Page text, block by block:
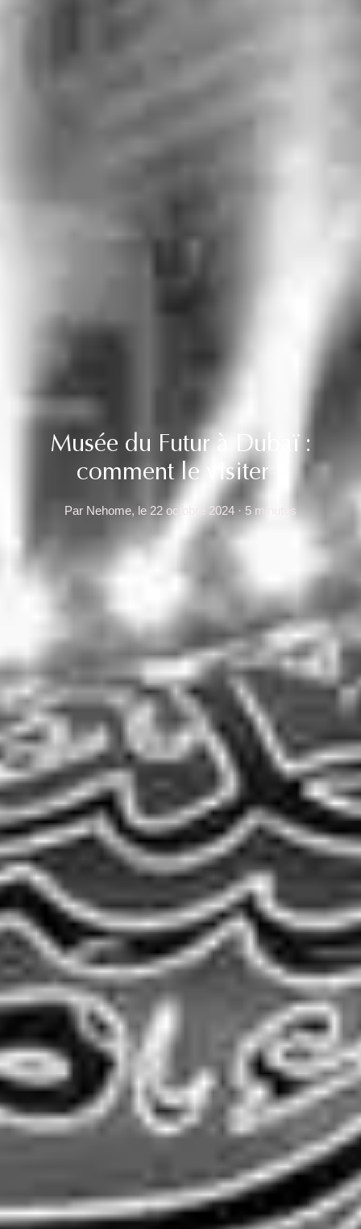
Musée du Futur à Dubaï :
comment le visiter ?
Par Nehome, le 22 octobre 2024 · 5 minutes